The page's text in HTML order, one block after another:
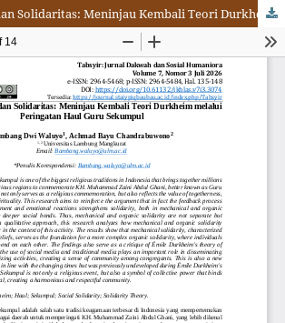
Media, Ritual, dan Solidaritas: Meninjau Kembali Teori Durkheim melalui Peringatan Haul Guru Sekumpul